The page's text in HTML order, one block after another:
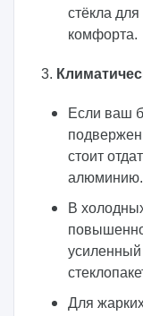
стёкла
комфорта.
3.
Если ваш
стоит
алюминию.
В
Для